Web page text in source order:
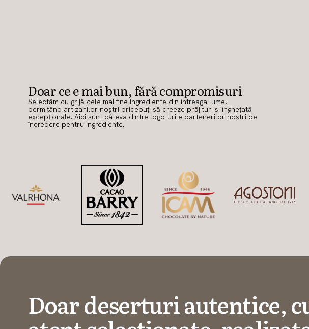
Doar ce e mai bun, fără compromisuri
Selectăm cu grijă cele mai fine ingrediente din întreaga lume,
permițând artizanilor noștri pricepuți să creeze prăjituri și înghețată
excepționale. Aici sunt câteva dintre logo-urile partenerilor noștri de
încredere pentru ingrediente.
Doar deserturi autentice,